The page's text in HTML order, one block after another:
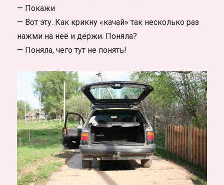
— Покажи
— Вот эту. Как крикну «качай» так несколько раз
нажми на неё и держи. Поняла?
— Поняла, чего тут не понять!